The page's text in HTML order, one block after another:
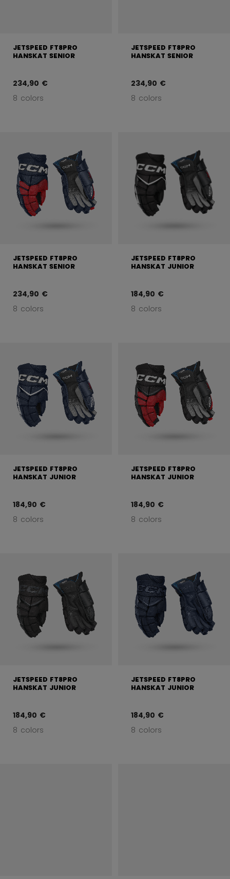
JETSPEED FT8PRO
HANSKAT SENIOR
234,90 €
8 colors
JETSPEED FT8PRO
HANSKAT SENIOR
234,90 €
8 colors
JETSPEED FT8PRO
HANSKAT SENIOR
234,90 €
8 colors
JETSPEED FT8PRO
HANSKAT JUNIOR
184,90 €
8 colors
JETSPEED FT8PRO
HANSKAT JUNIOR
184,90 €
8 colors
JETSPEED FT8PRO
HANSKAT JUNIOR
184,90 €
8 colors
JETSPEED FT8PRO
HANSKAT JUNIOR
184,90 €
8 colors
JETSPEED FT8PRO
HANSKAT JUNIOR
184,90 €
8 colors